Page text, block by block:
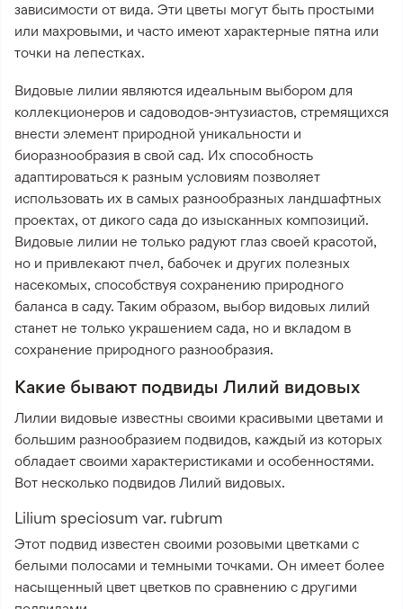
зависимости от вида. Эти цветы могут быть простыми
или махровыми, и часто имеют характерные пятна или
точки на лепестках.
Видовые лилии являются идеальным выбором для
коллекционеров и садоводов-энтузиастов, стремящихся
внести элемент природной уникальности и
биоразнообразия в свой сад. Их способность
адаптироваться к разным условиям позволяет
использовать их в самых разнообразных ландшафтных
проектах, от дикого сада до изысканных композиций.
Видовые лилии не только радуют глаз своей красотой,
но и привлекают пчел, бабочек и других полезных
насекомых, способствуя сохранению природного
баланса в саду. Таким образом, выбор видовых лилий
станет не только украшением сада, но и вкладом в
сохранение природного разнообразия.
Какие бывают подвиды Лилий видовых
Лилии видовые известны своими красивыми цветами и
большим разнообразием подвидов, каждый из которых
обладает своими характеристиками и особенностями.
Вот несколько подвидов Лилий видовых.
Lilium speciosum var. rubrum
Этот подвид известен своими розовыми цветками с
белыми полосами и темными точками. Он имеет более
насыщенный цвет цветков по сравнению с другими